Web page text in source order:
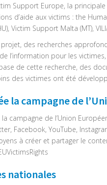
Support Europe, la
d’aide aux victims : the
Victim Support Malta (MT),
des recherches
l’information pour les
de cette recherche, des
des victimes ont été
la campagne de
campagne de l’Union
Facebook, YouTube,
à créer et partager le
nationales